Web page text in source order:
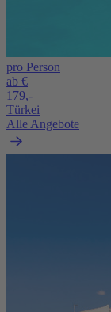
pro Person
ab €
179,-
Türkei
Alle Angebote